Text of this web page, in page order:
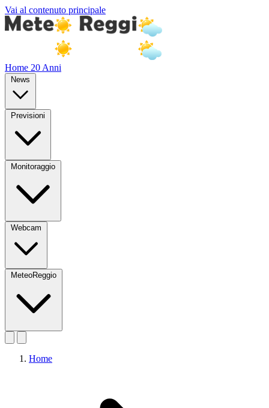
Vai al contenuto principale
Home 20 Anni
News
Previsioni
Monitoraggio
Webcam
MeteoReggio
Home